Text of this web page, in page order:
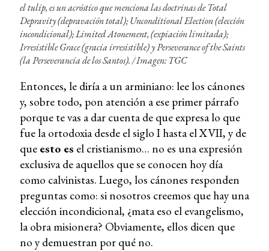
el tulip, es un acróstico que menciona las doctrinas de Total
Depravity (depravación total); Unconditional Election (elección
incondicional); Limited Atonement, (expiación limitada);
Irresistible Grace (gracia irresistible) y Perseverance of the Saints
(la Perseverancia de los Santos). /Imagen: TGC
Entonces, le diría a un arminiano: lee los cánones
y, sobre todo, pon atención a ese primer párrafo
porque te vas a dar cuenta de que expresa lo que
fue la ortodoxia desde el siglo I hasta el XVII, y de
que esto es el cristianismo… no es una expresión
exclusiva de aquellos que se conocen hoy día
como calvinistas. Luego, los cánones responden
preguntas como: si nosotros creemos que hay una
elección incondicional, ¿mata eso el evangelismo,
la obra misionera? Obviamente, ellos dicen que
no y demuestran por qué no.